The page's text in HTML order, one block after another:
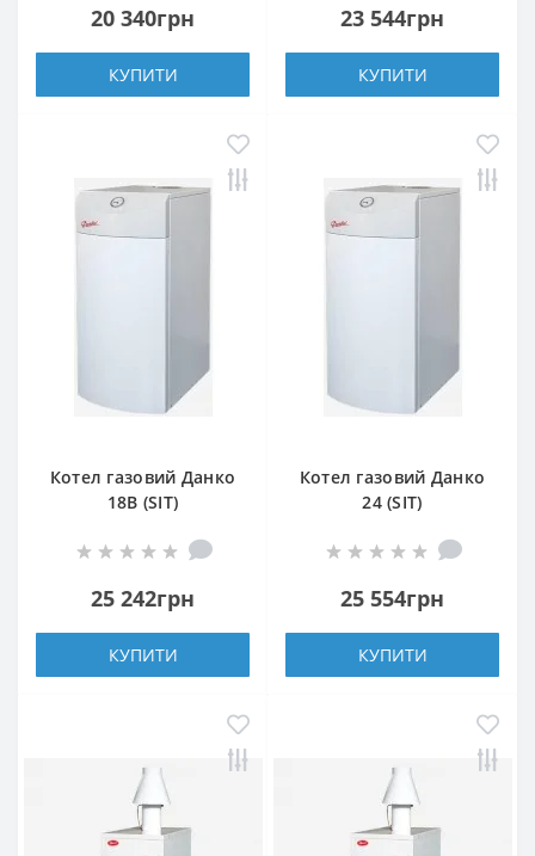
20 340грн
КУПИТИ
23 544грн
КУПИТИ
Котел газовий Данко
18В (SIT)
25 242грн
КУПИТИ
Котел газовий Данко
24 (SIT)
25 554грн
КУПИТИ